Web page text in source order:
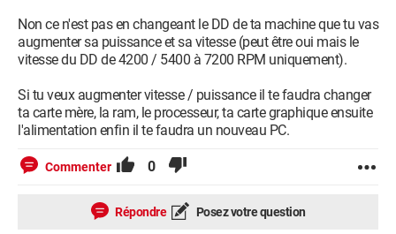
Non ce n'est pas en changeant le DD de ta machine que tu vas
augmenter sa puissance et sa vitesse (peut être oui mais le
vitesse du DD de 4200 / 5400 à 7200 RPM uniquement).
Si tu veux augmenter vitesse / puissance il te faudra changer
ta carte mère, la ram, le processeur, ta carte graphique ensuite
l'alimentation enfin il te faudra un nouveau PC.
Commenter 0
Répondre Posez votre question